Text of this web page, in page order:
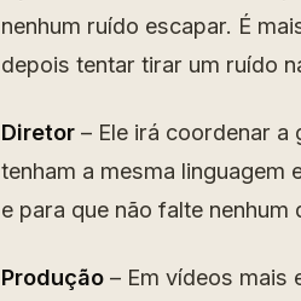
nenhum ruído escapar. É
depois tentar tirar um ruído
Diretor – Ele irá coordenar
tenham a mesma
e para que não falte nenhum
Produção – Em vídeos mais